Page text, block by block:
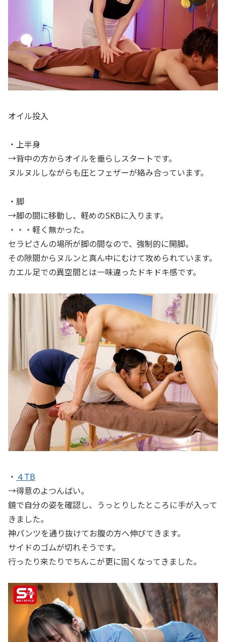
オイル投入
・上半身
→背中の方からオイルを垂らしスタートです。
ヌルヌルしながらも圧とフェザーが絡み合っています。
・脚
→脚の間に移動し、軽めのSKBに入ります。
・・・軽く無かった。
セラピさんの場所が脚の間なので、強制的に開脚。
その隙間からヌルンと真ん中にむけて攻められています。
カエル足での異空間とは一味違ったドキドキ感です。
・ ４TB
→得意のよつんばい。
鏡で自分の姿を確認し、うっとりしたところに手が入って
きました。
神パンツを通り抜けてお腹の方へ伸びてきます。
サイドのゴムが切れそうです。
行ったり来たりでちんこが更に固くなってきました。